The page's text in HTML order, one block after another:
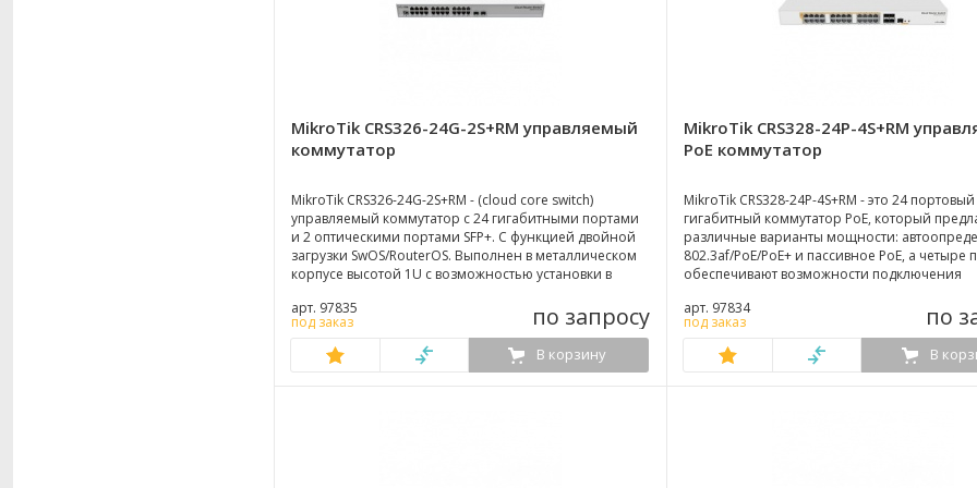
MikroTik CRS326-24G-2S+RM управляемый
коммутатор
MikroTik CRS326-24G-2S+RM - (cloud core switch)
управляемый коммутатор с 24 гигабитными портами
и 2 оптическими портами SFP+. С функцией двойной
загрузки SwOS/RouterOS. Выполнен в металлическом
корпусе высотой 1U с возможностью установки в
арт. 97835
под заказ по запросу
В корзину
MikroTik CRS328-24P-4S+RM
PoE коммутатор
MikroTik CRS328-24P-4S+RM - это 24 портовый
гигабитный коммутатор PoE, который
различные варианты мощности:
802.3af/PoE/PoE+ и пассивное PoE, а четыре
обеспечивают возможности подключения
Гбит/с.
арт. 97834
под заказ по
В